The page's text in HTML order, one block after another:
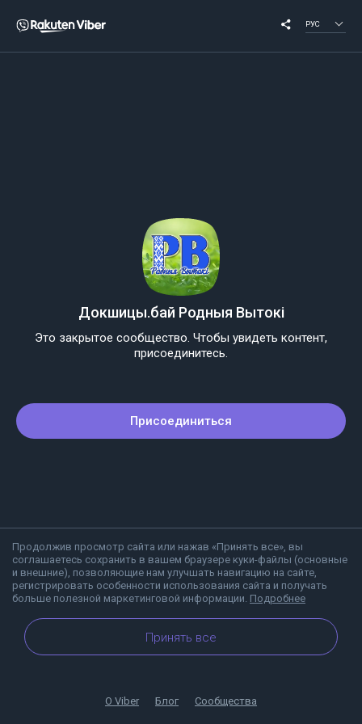
РУС
Продолжив просмотр сайта или нажав «Принять все», вы
соглашаетесь сохранить в вашем браузере куки-файлы (основные
и внешние), позволяющие нам улучшать навигацию на сайте,
регистрировать особенности использования сайта и получать
больше полезной маркетинговой информации. Подробнее
Принять все
Докшицы.бай Родныя Вытокі
Это закрытое сообщество. Чтобы увидеть контент,
присоединитесь.
Присоединиться
О Viber Блог Сообщества